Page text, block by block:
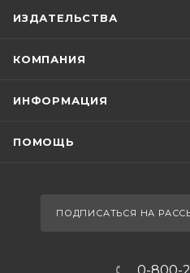
ИЗДАТЕЛЬСТВА
КОМПАНИЯ
ИНФОРМАЦИЯ
ПОМОЩЬ
ПОДПИСАТЬСЯ НА